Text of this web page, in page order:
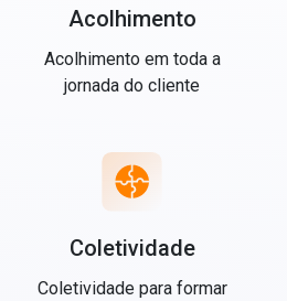
Acolhimento
Acolhimento em toda a
jornada do cliente
Coletividade
Coletividade para formar